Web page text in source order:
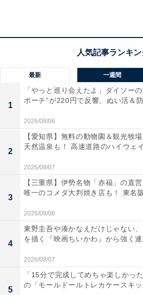
れる、ということではない」と西園
「強い意志がある人ですら、適切な
止められず、また長期間に渡って
ながら、治療を続けなければなら
強い意志と努力で、人一倍華やか
きた人ですら、安易な薬物利用に
うのはこのためです」
最新 一週間
1
「やっと巡り会えたよ」ダイソー
ポーチ”が220円で反響。ぬい活＆防
2026/08/06
2
【愛知県】無料の動物園＆観光牧
天然温泉も！ 高速道路のハイウェ
2026/08/07
3
【三重県】伊勢名物「赤福」の直
唯一のコメダ大判焼き店も！ 東名
2026/08/06
4
東野圭吾や湊かなえだけじゃない、
を描く『映画ちいかわ』から強く連
2026/08/07
5
「15分で完成してめちゃ楽しかっ
の「モールドールトレカケースキッ